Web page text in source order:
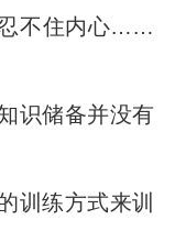
忍不住内心……
识储备并没有
训练方式来训